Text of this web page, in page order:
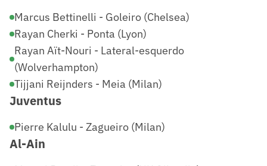
Marcus Bettinelli - Goleiro (Chelsea)
Rayan Cherki - Ponta (Lyon)
Rayan Aït-Nouri - Lateral-esquerdo
(Wolverhampton)
Tijjani Reijnders - Meia (Milan)
Juventus
Pierre Kalulu - Zagueiro (Milan)
Al-Ain